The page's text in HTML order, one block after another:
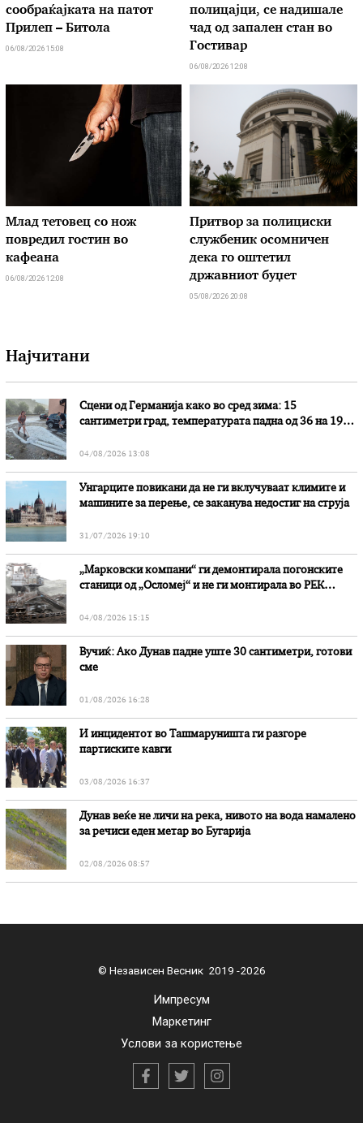
сообраќајката на патот
Прилеп – Битола
06/08/2026 15:08
полицајци, се надишале
чад од запален стан во
Гостивар
06/08/2026 12:08
Млад тетовец со нож
повредил гостин во
кафеана
06/08/2026 12:08
Притвор за полициски
службеник осомничен
дека го оштетил
државниот буџет
05/08/2026 20:08
Најчитани
Сцени од Германија како во сред зима: 15
сантиметри град, температурата падна од 36 на 19
04/08/2026 13:08
Унгарците повикани да не ги вклучуваат климите и
машините за перење, се заканува недостиг на струја
31/07/2026 19:10
„Марковски компани“ ги демонтирала погонските
станици од „Осломеј“ и не ги монтирала во РЕК
04/08/2026 15:15
Вучиќ: Ако Дунав падне уште 30 сантиметри, готови
сме
01/08/2026 16:28
И инцидентот во Ташмаруништa ги разгоре
партиските кавги
03/08/2026 16:37
Дунав веќе не личи на река, нивото на вода намалено
за речиси еден метар во Бугарија
02/08/2026 08:57
© Независен Весник 2019 -2026
Импресум
Маркетинг
Услови за користење